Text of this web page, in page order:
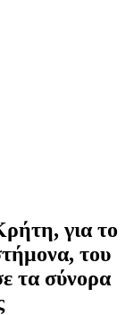
για το
του
τα σύνορα